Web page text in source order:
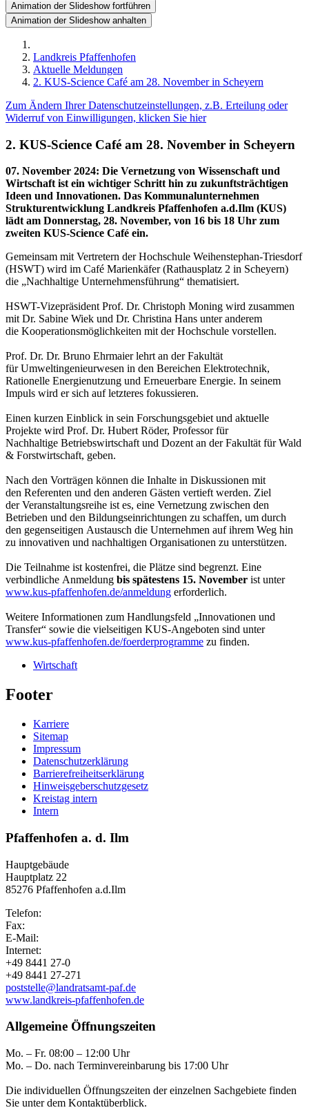
Animation der Slideshow fortführen
Animation der Slideshow anhalten
Landkreis Pfaffenhofen
Aktuelle Meldungen
2. KUS-Science Café am 28. November in Scheyern
Zum Ändern Ihrer Datenschutzeinstellungen, z.B. Erteilung oder
Widerruf von Einwilligungen, klicken Sie hier
2. KUS-Science Café am 28. November in Scheyern
07. November 2024: Die Vernetzung von Wissenschaft und
Wirtschaft ist ein wichtiger Schritt hin zu zukunftsträchtigen
Ideen und Innovationen. Das Kommunalunternehmen
Strukturentwicklung Landkreis Pfaffenhofen a.d.Ilm (KUS)
lädt am Donnerstag, 28. November, von 16 bis 18 Uhr zum
zweiten KUS-Science Café ein.
Gemeinsam mit Vertretern der Hochschule Weihenstephan-Triesdorf
(HSWT) wird im Café Marienkäfer (Rathausplatz 2 in Scheyern)
die „Nachhaltige Unternehmensführung“ thematisiert.
HSWT-Vizepräsident Prof. Dr. Christoph Moning wird zusammen
mit Dr. Sabine Wiek und Dr. Christina Hans unter anderem
die Kooperationsmöglichkeiten mit der Hochschule vorstellen.
Prof. Dr. Dr. Bruno Ehrmaier lehrt an der Fakultät
für Umweltingenieurwesen in den Bereichen Elektrotechnik,
Rationelle Energienutzung und Erneuerbare Energie. In seinem
Impuls wird er sich auf letzteres fokussieren.
Einen kurzen Einblick in sein Forschungsgebiet und aktuelle
Projekte wird Prof. Dr. Hubert Röder, Professor für
Nachhaltige Betriebswirtschaft und Dozent an der Fakultät für Wald
& Forstwirtschaft, geben.
Nach den Vorträgen können die Inhalte in Diskussionen mit
den Referenten und den anderen Gästen vertieft werden. Ziel
der Veranstaltungsreihe ist es, eine Vernetzung zwischen den
Betrieben und den Bildungseinrichtungen zu schaffen, um durch
den gegenseitigen Austausch die Unternehmen auf ihrem Weg hin
zu innovativen und nachhaltigen Organisationen zu unterstützen.
Die Teilnahme ist kostenfrei, die Plätze sind begrenzt. Eine
verbindliche Anmeldung bis spätestens 15. November ist unter
www.kus-pfaffenhofen.de/anmeldung erforderlich.
Weitere Informationen zum Handlungsfeld „Innovationen und
Transfer“ sowie die vielseitigen KUS-Angeboten sind unter
www.kus-pfaffenhofen.de/foerderprogramme zu finden.
Wirtschaft
Footer
Karriere
Sitemap
Impressum
Datenschutzerklärung
Barrierefreiheitserklärung
Hinweisgeberschutzgesetz
Kreistag intern
Intern
Pfaffenhofen a. d. Ilm
Hauptgebäude
Hauptplatz 22
85276 Pfaffenhofen a.d.Ilm
Telefon:
Fax:
E-Mail:
Internet:
+49 8441 27-0
+49 8441 27-271
poststelle@landratsamt-paf.de
www.landkreis-pfaffenhofen.de
Allgemeine Öffnungszeiten
Mo. – Fr. 08:00 – 12:00 Uhr
Mo. – Do. nach Terminvereinbarung bis 17:00 Uhr
Die individuellen Öffnungszeiten der einzelnen Sachgebiete finden
Sie unter dem Kontaktüberblick.